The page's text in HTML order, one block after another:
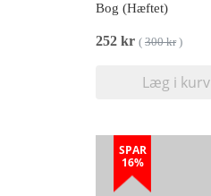
Bog (Hæftet)
252 kr ( 300 kr)
Læg i kurv
SPAR
16%